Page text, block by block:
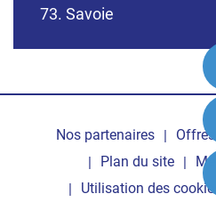
73. Savoie
de
page
Nos partenaires
Plan du site
Utilisation des cookies